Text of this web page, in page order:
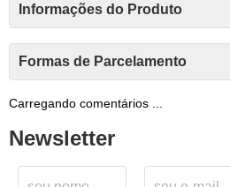
Informações do Produto
Formas de Parcelamento
Carregando comentários ...
Newsletter